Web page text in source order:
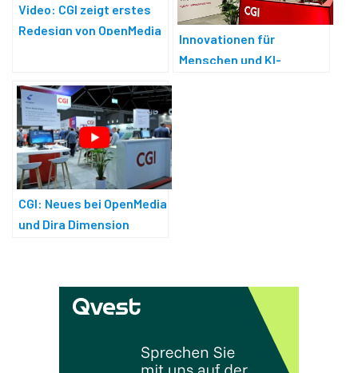
Video: CGI zeigt erstes
Redesign von OpenMedia
Innovationen für
Menschen und KI-
CGI: Neues bei OpenMedia
und Dira Dimension